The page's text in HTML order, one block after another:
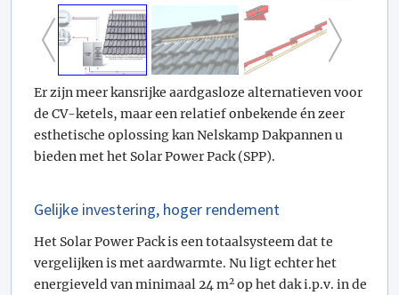
Er zijn meer kansrijke aardgasloze alternatieven voor
de CV-ketels, maar een relatief onbekende én zeer
esthetische oplossing kan Nelskamp Dakpannen u
bieden met het Solar Power Pack (SPP).
Gelijke investering, hoger rendement
Het Solar Power Pack is een totaalsysteem dat te
vergelijken is met aardwarmte. Nu ligt echter het
energieveld van minimaal 24 m2 op het dak i.p.v. in de